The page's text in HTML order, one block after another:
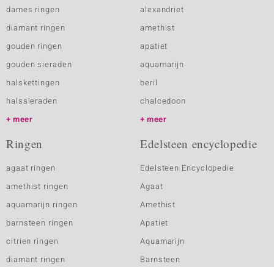
dames ringen
diamant ringen
gouden ringen
gouden sieraden
halskettingen
halssieraden
meer
alexandriet
amethist
apatiet
aquamarijn
beril
chalcedoon
meer
Ringen
agaat ringen
amethist ringen
aquamarijn ringen
barnsteen ringen
citrien ringen
diamant ringen
Edelsteen encyclopedie
Edelsteen Encyclopedie
Agaat
Amethist
Apatiet
Aquamarijn
Barnsteen